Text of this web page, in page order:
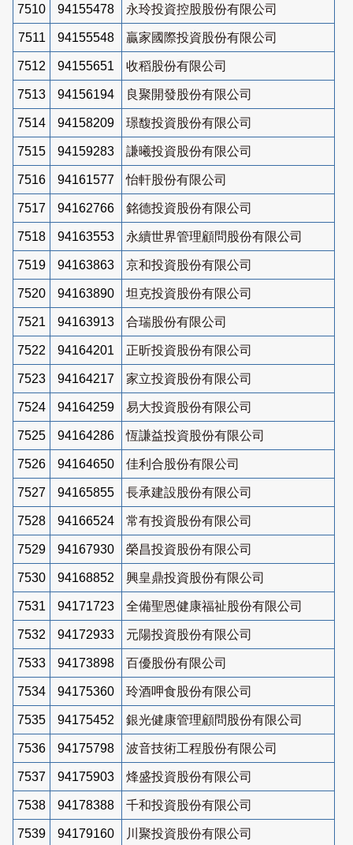
7510 94155478 永玲投資控股股份有限公司
7511 94155548 贏家國際投資股份有限公司
7512 94155651 收稻股份有限公司
7513 94156194 良聚開發股份有限公司
7514 94158209 璟馥投資股份有限公司
7515 94159283 謙曦投資股份有限公司
7516 94161577 怡軒股份有限公司
7517 94162766 銘德投資股份有限公司
7518 94163553 永續世界管理顧問股份有限公司
7519 94163863 京和投資股份有限公司
7520 94163890 坦克投資股份有限公司
7521 94163913 合瑞股份有限公司
7522 94164201 正昕投資股份有限公司
7523 94164217 家立投資股份有限公司
7524 94164259 易大投資股份有限公司
7525 94164286 恆謙益投資股份有限公司
7526 94164650 佳利合股份有限公司
7527 94165855 長承建設股份有限公司
7528 94166524 常有投資股份有限公司
7529 94167930 榮昌投資股份有限公司
7530 94168852 興皇鼎投資股份有限公司
7531 94171723 全備聖恩健康福祉股份有限公司
7532 94172933 元陽投資股份有限公司
7533 94173898 百優股份有限公司
7534 94175360 玲酒呷食股份有限公司
7535 94175452 銀光健康管理顧問股份有限公司
7536 94175798 波音技術工程股份有限公司
7537 94175903 烽盛投資股份有限公司
7538 94178388 千和投資股份有限公司
7539 94179160 川聚投資股份有限公司